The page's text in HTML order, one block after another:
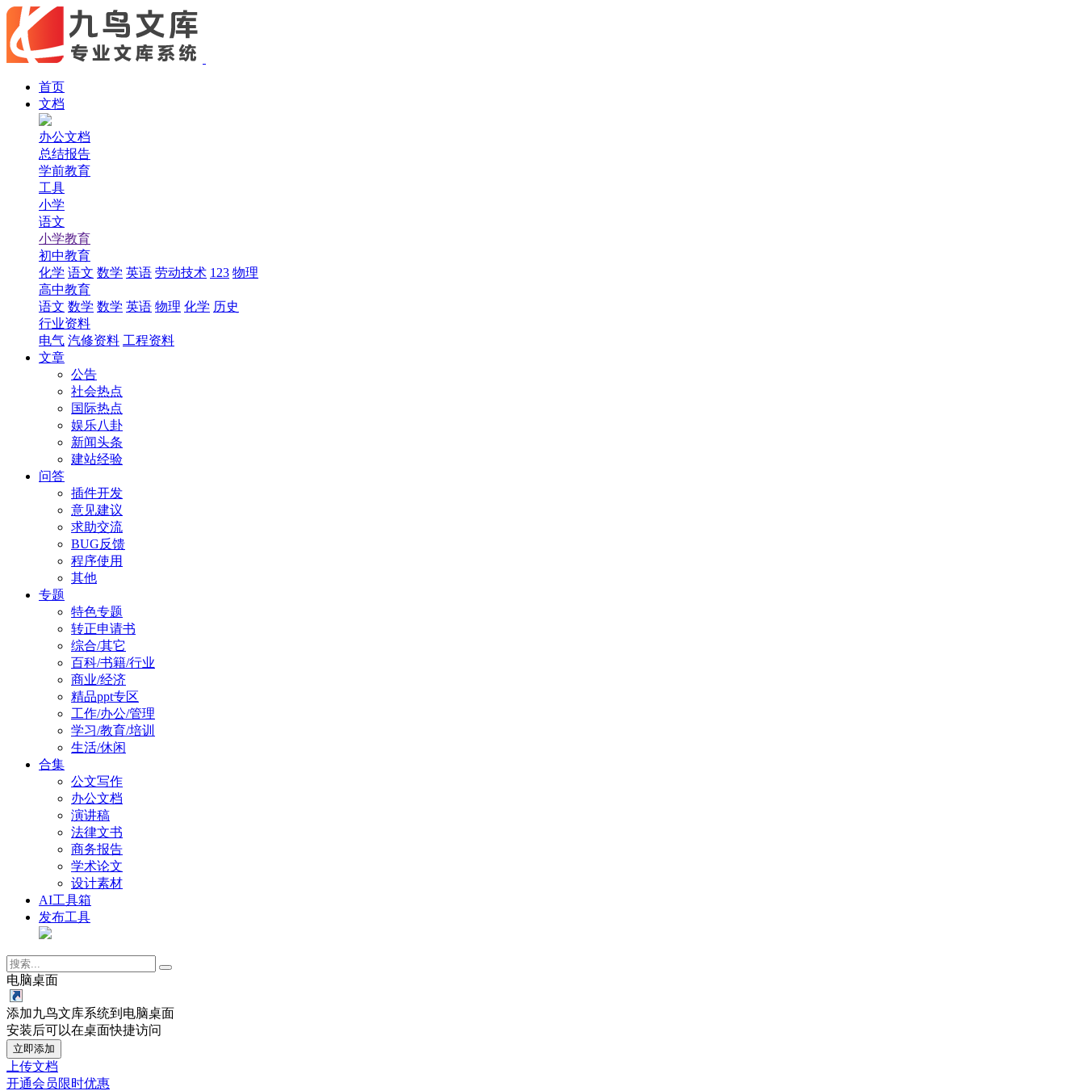
首页
文档
办公文档
总结报告
学前教育
工具
小学
语文
小学教育
初中教育
化学 语文 数学 英语 劳动技术 123 物理
高中教育
语文 数学 数学 英语 物理 化学 历史
行业资料
电气 汽修资料 工程资料
文章
公告
社会热点
国际热点
娱乐八卦
新闻头条
建站经验
问答
插件开发
意见建议
求助交流
BUG反馈
程序使用
其他
专题
特色专题
转正申请书
综合/其它
百科/书籍/行业
商业/经济
精品ppt专区
工作/办公/管理
学习/教育/培训
生活/休闲
合集
公文写作
办公文档
演讲稿
法律文书
商务报告
学术论文
设计素材
AI工具箱
发布工具
电脑桌面
添加九鸟文库系统到电脑桌面
安装后可以在桌面快捷访问
立即添加
上传文档
开通会员限时优惠